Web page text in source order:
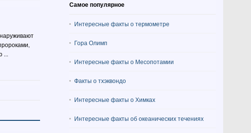
...
Самое популярное
Интересные факты о термометре
Гора Олимп
Интересные факты о Месопотамии
Факты о тхэквондо
Интересные факты о Химках
Интересные факты об океанических течениях